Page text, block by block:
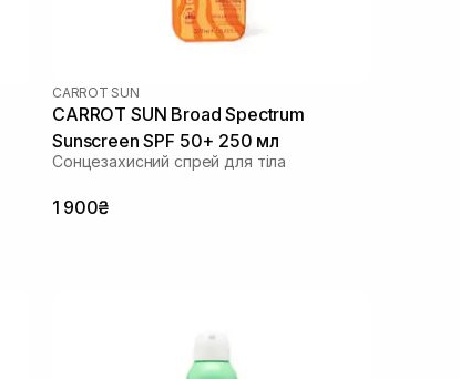
CARROT SUN
CARROT SUN Broad Spectrum
Sunscreen SPF 50+ 250 мл
Сонцезахисний спрей для тіла
1 900₴